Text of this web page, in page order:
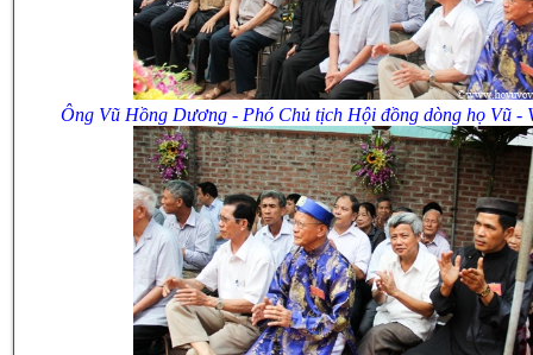
Ông Vũ Hồng Dương - Phó Chủ tịch Hội đồng dòng họ Vũ -